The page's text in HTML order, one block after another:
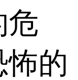
危
怖的